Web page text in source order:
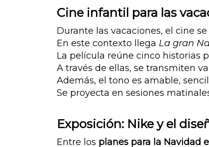
Cine infantil para las
Durante las vacaciones, el cine
En este contexto llega La gran
La película reúne cinco historias
A través de ellas, se transmiten
Además, el tono es amable,
Se proyecta en sesiones
Exposición: Nike y el
Entre los planes para la Navidad